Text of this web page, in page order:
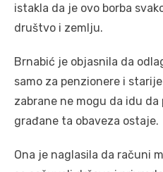
istakla da je ovo borba
društvo i zemlju.
Brnabić je objasnila da
samo za penzionere i
zabrane ne mogu da idu
građane ta obaveza ostaje.
Ona je naglasila da računi